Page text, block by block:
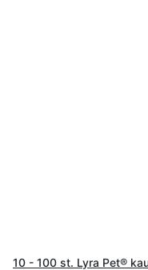
10 - 100 st. Lyra Pet®